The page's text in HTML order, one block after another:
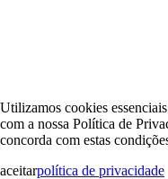
Utilizamos cookies
com a nossa Política de
concorda com estas
aceitarpolítica de privacidade